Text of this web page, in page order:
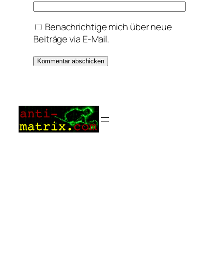
Benachrichtige mich über neue
Beiträge via E-Mail.